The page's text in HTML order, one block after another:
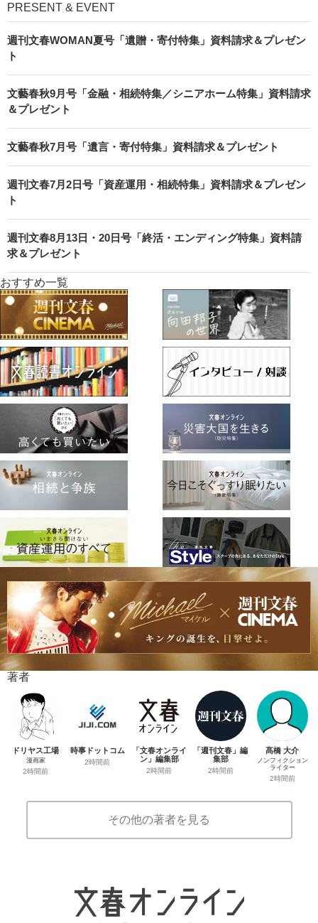
PRESENT & EVENT
週刊文春WOMAN夏号「遺贈・寄付特集」資料請求＆プレゼン
ト
文藝春秋9月号「金融・相続特集／シニアホーム特集」資料請求
＆プレゼント
文藝春秋7月号「遺言・寄付特集」資料請求＆プレゼント
週刊文春7月2日号「資産運用・相続特集」資料請求＆プレゼン
ト
週刊文春8月13日・20日号「終活・エンディング特集」資料請
求＆プレゼント
おすすめ一覧
著者
ドリヤス工場
漫画家
2時間前
時事ドットコム
2時間前
「文春オンライ
ン」編集部
2時間前
「週刊文春」編
集部
2時間前
髙橋 大介
ノンフィクション
ライター
2時間前
その他の著者を見る